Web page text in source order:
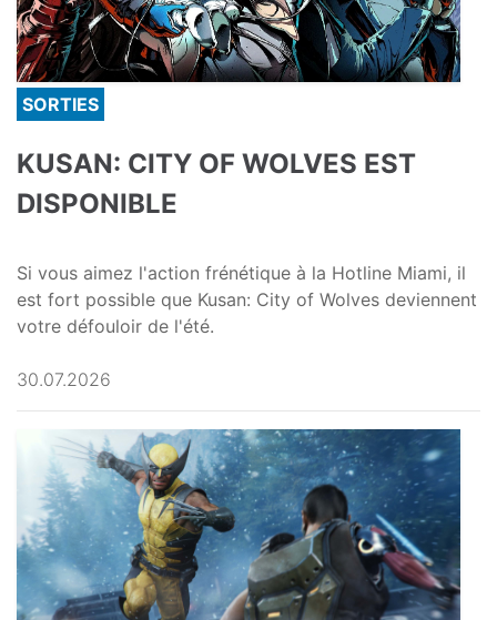
SORTIES
KUSAN: CITY OF WOLVES EST
DISPONIBLE
Si vous aimez l'action frénétique à la Hotline Miami, il
est fort possible que Kusan: City of Wolves deviennent
votre défouloir de l'été.
30.07.2026